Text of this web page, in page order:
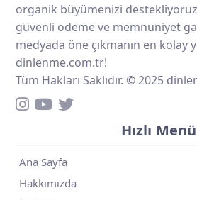
organik büyümenizi
güvenli ödeme ve memnuniyet
medyada öne çıkmanın en kolay
dinlenme.com.tr!
Tüm Hakları Saklıdır. © 2025
Hızlı Menü
Ana Sayfa
Hakkımızda